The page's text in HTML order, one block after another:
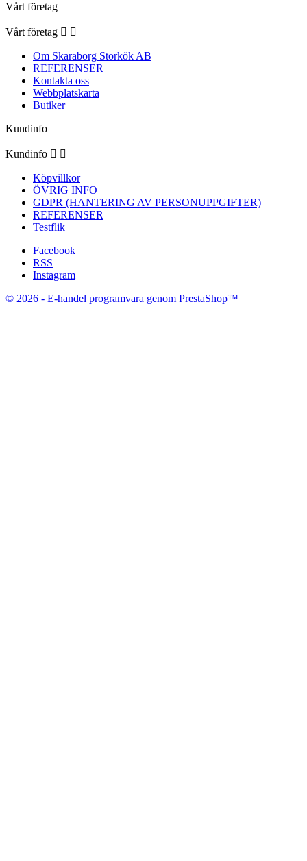
Vårt företag
Vårt företag  
Om Skaraborg Storkök AB
REFERENSER
Kontakta oss
Webbplatskarta
Butiker
Kundinfo
Kundinfo  
Köpvillkor
ÖVRIG INFO
GDPR (HANTERING AV PERSONUPPGIFTER)
REFERENSER
Testflik
Facebook
RSS
Instagram
© 2026 - E-handel programvara genom PrestaShop™